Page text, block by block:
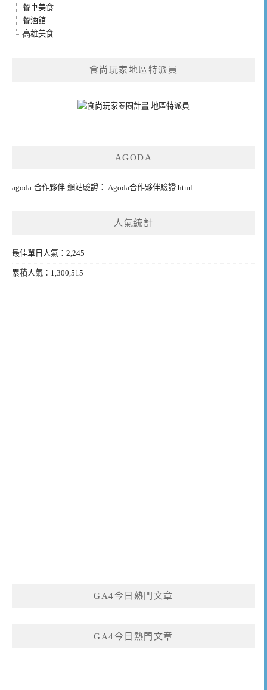
餐車美食
餐酒館
高雄美食
食尚玩家地區特派員
AGODA
agoda-合作夥伴-網站驗證： Agoda合作夥伴驗證.html
人氣統計
最佳單日人氣：2,245
累積人氣：1,300,515
GA4今日熱門文章
GA4今日熱門文章